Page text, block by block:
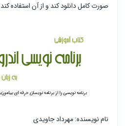
صورت کامل دانلود کند و از آن استفاده
نام نویسنده: مهرداد جاویدی